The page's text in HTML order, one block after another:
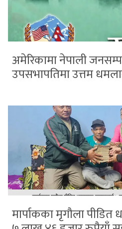
अमेरिकामा नेपाली
उपसभापतिमा उत्तम
मार्पाकका मृगौला पीडित